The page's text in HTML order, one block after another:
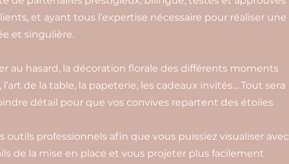
et ayant tous l’expertise nécessaire pour réaliser une
et singulière.
au hasard, la décoration florale des différents moments
de la table, la papeterie, les cadeaux invités… Tout sera
détail pour que vos convives repartent des étoiles
outils professionnels afin que vous puissiez visualiser avec
de la mise en place et vous projeter plus facilement